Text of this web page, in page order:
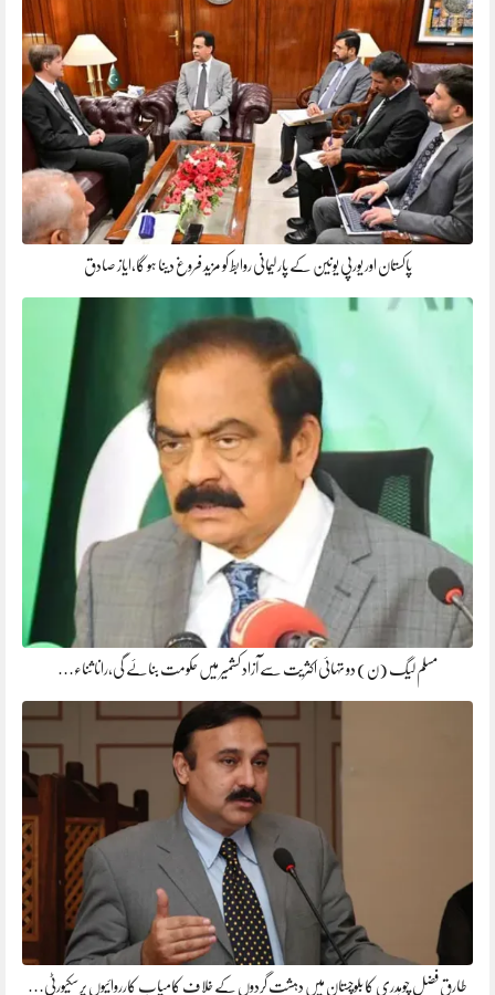
پاکستان اور یورپی یونین کے پارلیمانی روابط کو مزید فروغ دینا ہو گا،ایاز صادق
مسلم لیگ (ن) دو تہائی اکثریت سے آزاد کشمیر میں حکومت بنائے گی،رانا ثناء…
طارق فضل چوہدری کا بلوچستان میں دہشت گردوں کے خلاف کامیاب کارروائیوں پر سکیورٹی…